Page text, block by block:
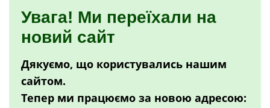
Увага! Ми переїхали на
новий сайт
Дякуємо, що користувались нашим
сайтом.
Тепер ми працюємо за новою адресою: